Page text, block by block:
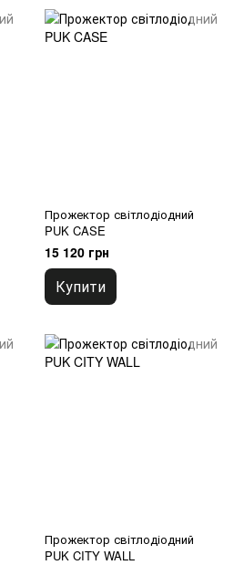
Прожектор світлодіодний
PUK CASE
15 120 грн
Купити
Прожектор світлодіодний
PUK CITY WALL